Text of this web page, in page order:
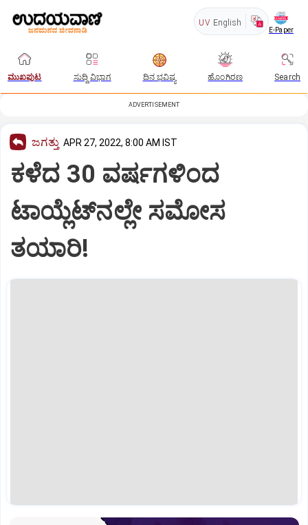
UV English
E-Paper
ಮುಖಪುಟ ಸುದ್ದಿ ವಿಭಾಗ ದಿನ ಭವಿಷ್ಯ ಹೊಂಗಿರಣ Search
ADVERTISEMENT
ಜಗತ್ತು APR 27, 2022, 8:00 AM IST
ಕಳೆದ 30 ವರ್ಷಗಳಿಂದ
ಟಾಯ್ಲೆಟ್‌ನಲ್ಲೇ ಸಮೋಸ
ತಯಾರಿ!